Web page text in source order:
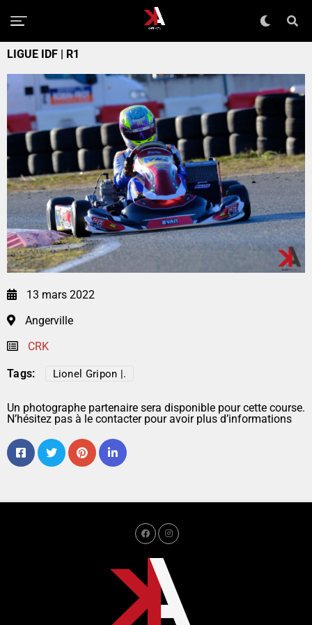
LIGUE IDF | R1
13 mars 2022
Angerville
CRK
Tags: Lionel Gripon |.
Un photographe partenaire sera disponible pour cette course.
N’hésitez pas à le contacter pour avoir plus d’informations